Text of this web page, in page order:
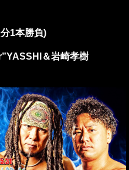
1本勝負)
＆岩崎孝樹